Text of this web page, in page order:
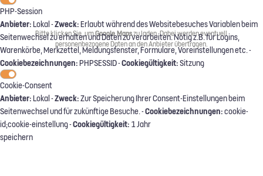
Bitte klicken Sie, umGoogle Mapszu laden. Dabei werden eventuell
personenbezogene Daten an den Anbieter übertragen.
PHP-Session
Anbieter:Lokal -Zweck:Erlaubt während des Websitebesuches Variablen beim
Seitenwechsel zu erhalten und Daten zu verarbeiten. Nötig z.B. für Logins,
Warenkörbe, Merkzettel, Meldungsfenster, Formulare, Voreinstellungen etc. -
Cookiebezeichnungen:PHPSESSID -Cookiegültigkeit:Sitzung
Cookie-Consent
Anbieter:Lokal -Zweck:Zur Speicherung Ihrer Consent-Einstellungen beim
Seitenwechsel und für zukünftige Besuche. -Cookiebezeichnungen:cookie-
id;cookie-einstellung -Cookiegültigkeit: 1 Jahr
speichern